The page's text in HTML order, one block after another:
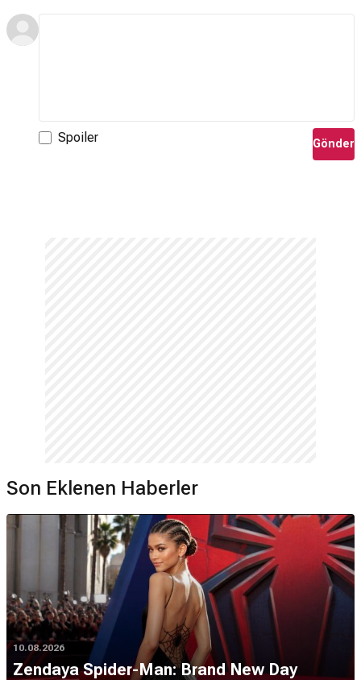
Spoiler Gönder
Son Eklenen Haberler
10.08.2026
Zendaya Spider-Man: Brand New Day